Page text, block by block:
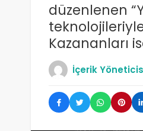
düzenlenen
Kazananları
İçerik